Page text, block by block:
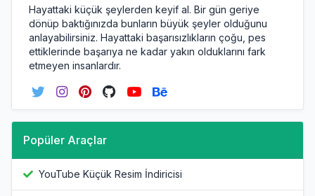
Hayattaki küçük şeylerden keyif al. Bir gün geriye
dönüp baktığınızda bunların büyük şeyler olduğunu
anlayabilirsiniz. Hayattaki başarısızlıkların çoğu, pes
ettiklerinde başarıya ne kadar yakın olduklarını fark
etmeyen insanlardır.
Popüler Araçlar
YouTube Küçük Resim İndiricisi